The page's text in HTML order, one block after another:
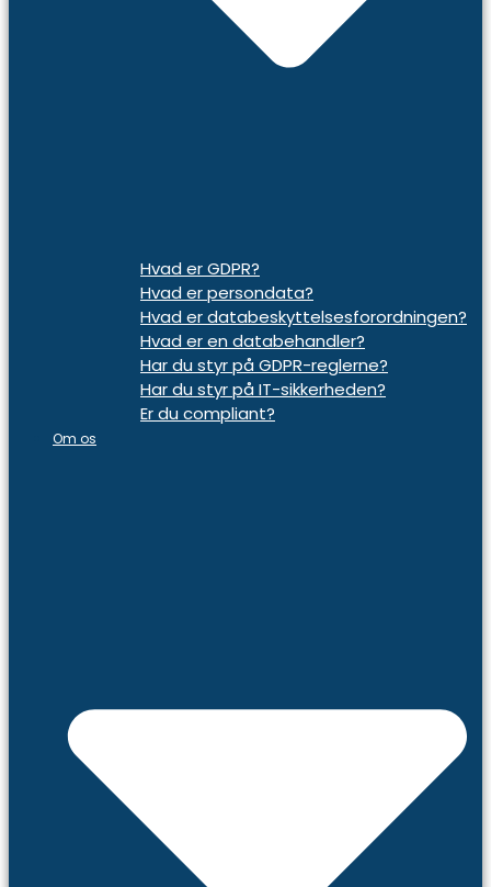
Hvad er GDPR?
Hvad er persondata?
Hvad er databeskyttelsesforordningen?
Hvad er en databehandler?
Har du styr på GDPR-reglerne?
Har du styr på IT-sikkerheden?
Er du compliant?
Om os